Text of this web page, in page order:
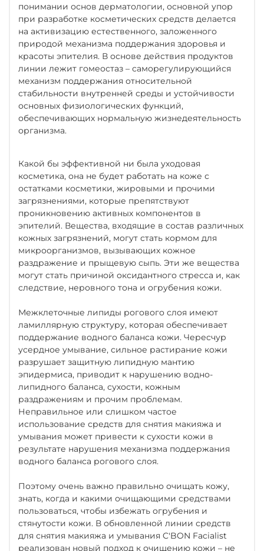
понимании основ дерматологии, основной упор
при разработке косметических средств делается
на активизацию естественного, заложенного
природой механизма поддержания здоровья и
красоты эпителия. В основе действия продуктов
линии лежит гомеостаз – саморегулирующийся
механизм поддержания относительной
стабильности внутренней среды и устойчивости
основных физиологических функций,
обеспечивающих нормальную жизнедеятельность
организма.
Какой бы эффективной ни была уходовая
косметика, она не будет работать на коже с
остатками косметики, жировыми и прочими
загрязнениями, которые препятствуют
проникновению активных компонентов в
эпителий. Вещества, входящие в состав различных
кожных загрязнений, могут стать кормом для
микроорганизмов, вызывающих кожное
раздражение и прыщевую сыпь. Эти же вещества
могут стать причиной оксидантного стресса и, как
следствие, неровного тона и огрубения кожи.
Межклеточные липиды рогового слоя имеют
ламиллярную структуру, которая обеспечивает
поддержание водного баланса кожи. Череcчур
усердное умывание, сильное растирание кожи
разрушает защитную липидную мантию
эпидермиса, приводит к нарушению водно-
липидного баланса, сухости, кожным
раздражениям и прочим проблемам.
Неправильное или слишком частое
использование средств для снятия макияжа и
умывания может привести к сухости кожи в
результате нарушения механизма поддержания
водного баланса рогового слоя.
Поэтому очень важно правильно очищать кожу,
знать, когда и какими очищающими средствами
пользоваться, чтобы избежать огрубения и
стянутости кожи. В обновленной линии средств
для снятия макияжа и умывания C'BON Facialist
реализован новый подход к очищению кожи – не